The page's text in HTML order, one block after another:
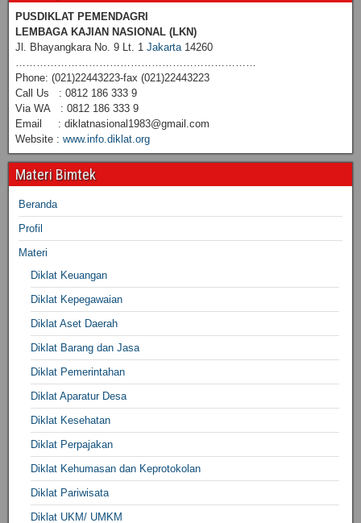
PUSDIKLAT PEMENDAGRI
LEMBAGA KAJIAN NASIONAL (LKN)
Jl. Bhayangkara No. 9 Lt. 1 Jakarta14260
……………………………………………………………
Phone: (021)22443223-fax (021)22443223
Call Us : 0812 186 333 9
Via WA : 0812 186 333 9
Email : diklatnasional1983@gmail.com
Website : www.info.diklat.org
Materi Bimtek
Beranda
Profil
Materi
Diklat Keuangan
Diklat Kepegawaian
Diklat Aset Daerah
Diklat Barang dan Jasa
Diklat Pemerintahan
Diklat Aparatur Desa
Diklat Kesehatan
Diklat Perpajakan
Diklat Kehumasan dan Keprotokolan
Diklat Pariwisata
Diklat UKM/ UMKM